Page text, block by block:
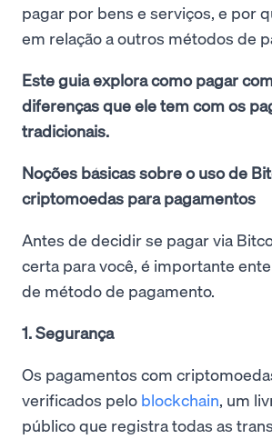
pagar por bens e serviços, e por
em relação a outros métodos de
Este guia explora como pagar
diferenças que ele tem com os
tradicionais.
Noções básicas sobre o uso de
criptomoedas para pagamentos
Antes de decidir se pagar via
certa para você, é importante
de método de pagamento.
1. Segurança
Os pagamentos com
verificados pelo blockchain, um
público que registra todas as